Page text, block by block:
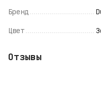
Бренд
Цвет
Отзывы